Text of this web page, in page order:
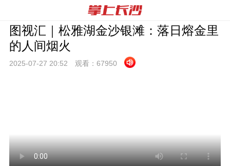
图视汇｜松雅湖金沙银滩：落日熔金里
的人间烟火
2025-07-27 20:52 观看： 67950